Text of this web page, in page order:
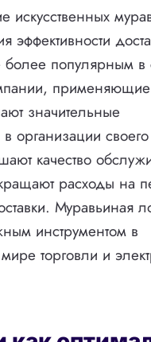
искусственных
более популярным
применяющие
значительные
организации своего
качество
расходы на
Муравьиная
инструментом в
торговли и